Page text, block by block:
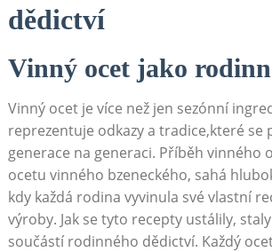
‌dědictví
Vinný ocet jako
Vinný ocet je více než jen sezónní
reprezentuje odkazy​ a tradice,které se
generace‍ na generaci. Příběh vinného
ocetu vinného bzeneckého,‍ sahá
kdy každá⁢ rodina vyvinula své‌ vlastní⁢
‍výroby. Jak se tyto recepty ustálily,
součástí rodinného dědictví. Každý